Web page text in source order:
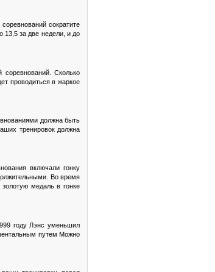
сократите
13,5 за две недели, и до
Сколько
проводиться в жаркое
должна быть
тренировок должна
включали гонку
Во время
медаль в гонке
году Лэнс уменьшил
путем Можно